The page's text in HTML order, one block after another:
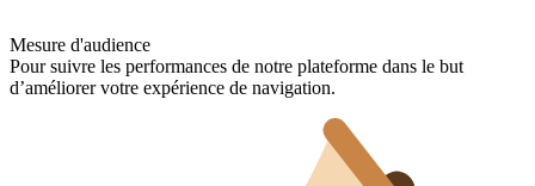
Mesure d'audience
Pour suivre les performances de notre plateforme dans le but
d’améliorer votre expérience de navigation.